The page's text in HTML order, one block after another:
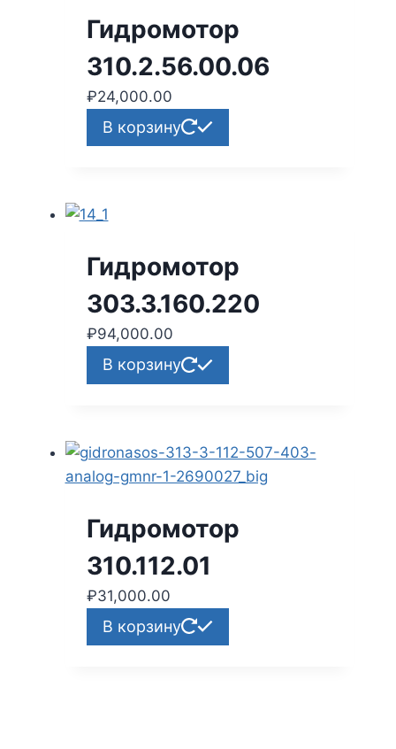
Гидромотор
310.2.56.00.06
₽24,000.00
В корзину
Гидромотор
303.3.160.220
₽94,000.00
В корзину
Гидромотор
310.112.01
₽31,000.00
В корзину